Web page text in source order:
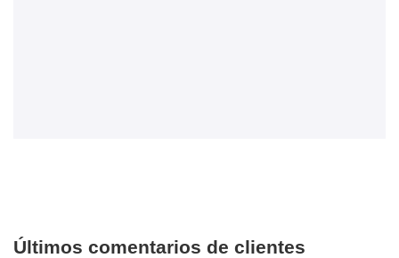
Últimos comentarios de clientes